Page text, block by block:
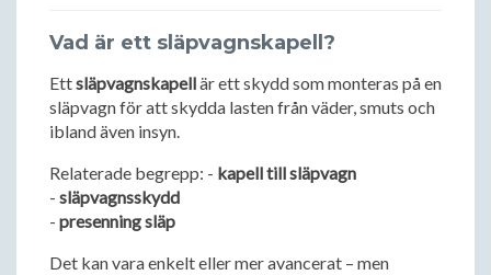
Vad är ett släpvagnskapell?
Ettsläpvagnskapellär ett skydd som monteras på en
släpvagn för att skydda lasten från väder, smuts och
ibland även insyn.
Relaterade begrepp: - kapell till släpvagn
- släpvagnsskydd
- presenning släp
Det kan vara enkelt eller mer avancerat – men